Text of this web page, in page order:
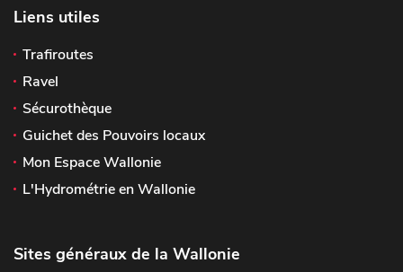
Liens utiles
Trafiroutes
Ravel
Sécurothèque
Guichet des Pouvoirs locaux
Mon Espace Wallonie
L'Hydrométrie en Wallonie
Sites généraux de la Wallonie